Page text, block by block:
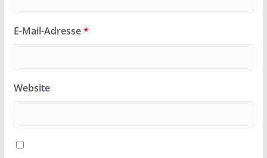
E-Mail-Adresse*
Website